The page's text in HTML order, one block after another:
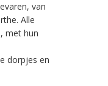
van
Alle
met hun
dorpjes en